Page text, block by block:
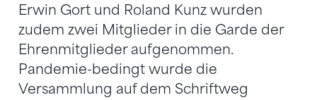
Erwin Gort und Roland Kunz wurden
zudem zwei Mitglieder in die Garde der
Ehrenmitglieder aufgenommen.
Pandemie-bedingt wurde die
Versammlung auf dem Schriftweg